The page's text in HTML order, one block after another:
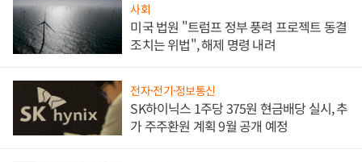
사회
미국 법원 "트럼프 정부 풍력 프로젝트 동결
조치는 위법", 해제 명령 내려
전자·전기·정보통신
SK하이닉스 1주당 375원 현금배당 실시, 추
가 주주환원 계획 9월 공개 예정